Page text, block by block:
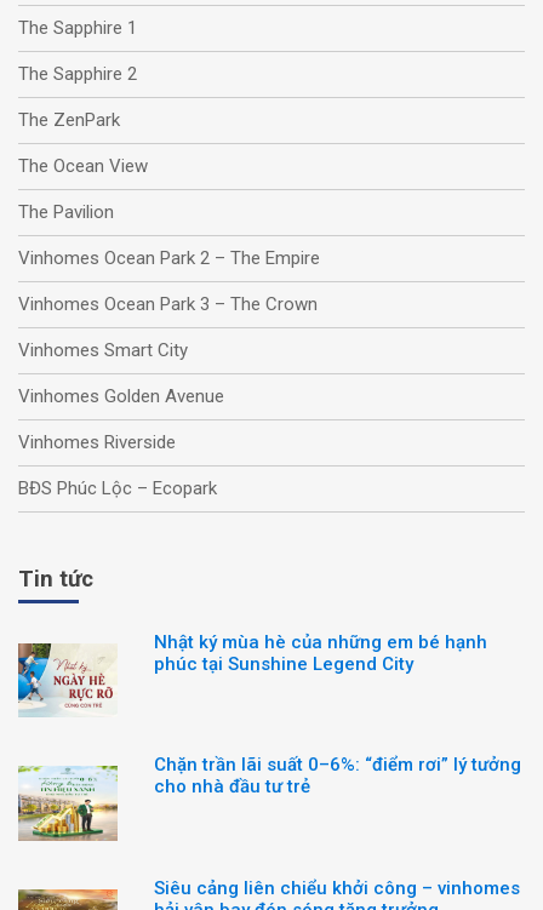
The Sapphire 1
The Sapphire 2
The ZenPark
The Ocean View
The Pavilion
Vinhomes Ocean Park 2 – The Empire
Vinhomes Ocean Park 3 – The Crown
Vinhomes Smart City
Vinhomes Golden Avenue
Vinhomes Riverside
BĐS Phúc Lộc – Ecopark
Tin tức
Nhật ký mùa hè của những em bé hạnh
phúc tại Sunshine Legend City
Chặn trần lãi suất 0–6%: “điểm rơi” lý tưởng
cho nhà đầu tư trẻ
Siêu cảng liên chiểu khởi công – vinhomes